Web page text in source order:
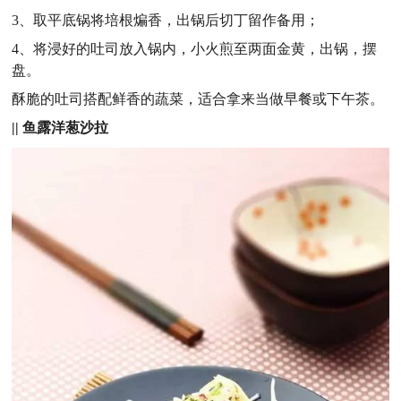
3、取平底锅将培根煸香，出锅后切丁留作备用；
4、将浸好的吐司放入锅内，小火煎至两面金黄，出锅，摆
盘。
酥脆的吐司搭配鲜香的蔬菜，适合拿来当做早餐或下午茶。
||鱼露洋葱沙拉